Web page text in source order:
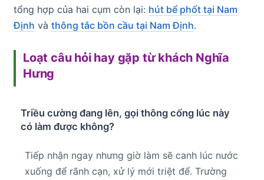
tổng hợp của hai cụm còn lại: hút bể phốt tại Nam
Định và thông tắc bồn cầu tại Nam Định.
Loạt câu hỏi hay gặp từ khách Nghĩa
Hưng
Triều cường đang lên, gọi thông cống lúc này
có làm được không?
Tiếp nhận ngay nhưng giờ làm sẽ canh lúc nước
xuống để rãnh cạn, xử lý mới triệt để. Trường